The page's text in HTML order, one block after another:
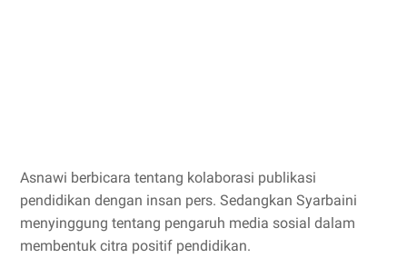
Asnawi berbicara tentang kolaborasi publikasi
pendidikan dengan insan pers. Sedangkan Syarbaini
menyinggung tentang pengaruh media sosial dalam
membentuk citra positif pendidikan.